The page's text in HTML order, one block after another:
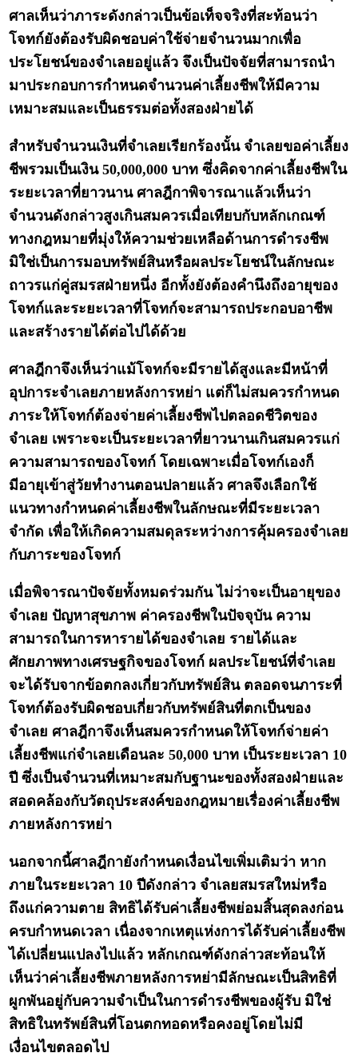
ศาลเห็นว่าภาระดังกล่าวเป็นข้อเท็จจริงที่สะท้อนว่า
โจทก์ยังต้องรับผิดชอบค่าใช้จ่ายจำนวนมากเพื่อ
ประโยชน์ของจำเลยอยู่แล้ว จึงเป็นปัจจัยที่สามารถนำ
มาประกอบการกำหนดจำนวนค่าเลี้ยงชีพให้มีความ
เหมาะสมและเป็นธรรมต่อทั้งสองฝ่ายได้
สำหรับจำนวนเงินที่จำเลยเรียกร้องนั้น จำเลยขอค่าเลี้ยง
ชีพรวมเป็นเงิน 50,000,000 บาท ซึ่งคิดจากค่าเลี้ยงชีพใน
ระยะเวลาที่ยาวนาน ศาลฎีกาพิจารณาแล้วเห็นว่า
จำนวนดังกล่าวสูงเกินสมควรเมื่อเทียบกับหลักเกณฑ์
ทางกฎหมายที่มุ่งให้ความช่วยเหลือด้านการดำรงชีพ
มิใช่เป็นการมอบทรัพย์สินหรือผลประโยชน์ในลักษณะ
ถาวรแก่คู่สมรสฝ่ายหนึ่ง อีกทั้งยังต้องคำนึงถึงอายุของ
โจทก์และระยะเวลาที่โจทก์จะสามารถประกอบอาชีพ
และสร้างรายได้ต่อไปได้ด้วย
ศาลฎีกาจึงเห็นว่าแม้โจทก์จะมีรายได้สูงและมีหน้าที่
อุปการะจำเลยภายหลังการหย่า แต่ก็ไม่สมควรกำหนด
ภาระให้โจทก์ต้องจ่ายค่าเลี้ยงชีพไปตลอดชีวิตของ
จำเลย เพราะจะเป็นระยะเวลาที่ยาวนานเกินสมควรแก่
ความสามารถของโจทก์ โดยเฉพาะเมื่อโจทก์เองก็
มีอายุเข้าสู่วัยทำงานตอนปลายแล้ว ศาลจึงเลือกใช้
แนวทางกำหนดค่าเลี้ยงชีพในลักษณะที่มีระยะเวลา
จำกัด เพื่อให้เกิดความสมดุลระหว่างการคุ้มครองจำเลย
กับภาระของโจทก์
เมื่อพิจารณาปัจจัยทั้งหมดร่วมกัน ไม่ว่าจะเป็นอายุของ
จำเลย ปัญหาสุขภาพ ค่าครองชีพในปัจจุบัน ความ
สามารถในการหารายได้ของจำเลย รายได้และ
ศักยภาพทางเศรษฐกิจของโจทก์ ผลประโยชน์ที่จำเลย
จะได้รับจากข้อตกลงเกี่ยวกับทรัพย์สิน ตลอดจนภาระที่
โจทก์ต้องรับผิดชอบเกี่ยวกับทรัพย์สินที่ตกเป็นของ
จำเลย ศาลฎีกาจึงเห็นสมควรกำหนดให้โจทก์จ่ายค่า
เลี้ยงชีพแก่จำเลยเดือนละ 50,000 บาท เป็นระยะเวลา 10
ปี ซึ่งเป็นจำนวนที่เหมาะสมกับฐานะของทั้งสองฝ่ายและ
สอดคล้องกับวัตถุประสงค์ของกฎหมายเรื่องค่าเลี้ยงชีพ
ภายหลังการหย่า
นอกจากนี้ศาลฎีกายังกำหนดเงื่อนไขเพิ่มเติมว่า หาก
ภายในระยะเวลา 10 ปีดังกล่าว จำเลยสมรสใหม่หรือ
ถึงแก่ความตาย สิทธิได้รับค่าเลี้ยงชีพย่อมสิ้นสุดลงก่อน
ครบกำหนดเวลา เนื่องจากเหตุแห่งการได้รับค่าเลี้ยงชีพ
ได้เปลี่ยนแปลงไปแล้ว หลักเกณฑ์ดังกล่าวสะท้อนให้
เห็นว่าค่าเลี้ยงชีพภายหลังการหย่ามีลักษณะเป็นสิทธิที่
ผูกพันอยู่กับความจำเป็นในการดำรงชีพของผู้รับ มิใช่
สิทธิในทรัพย์สินที่โอนตกทอดหรือคงอยู่โดยไม่มี
เงื่อนไขตลอดไป